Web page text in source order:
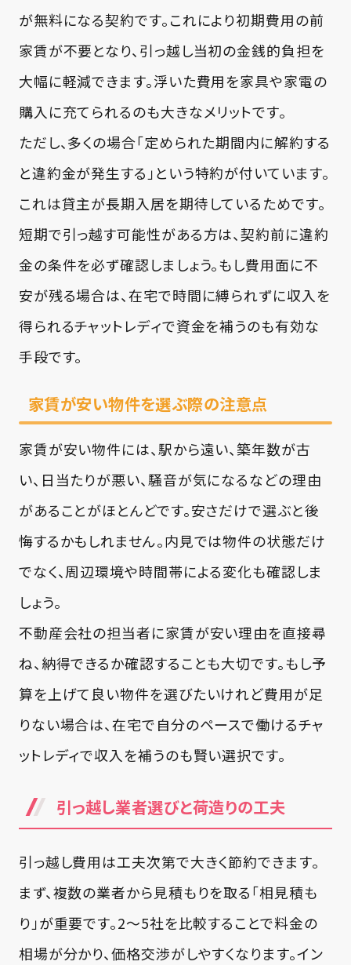
が無料になる契約です。これにより初期費用の前
家賃が不要となり、引っ越し当初の金銭的負担を
大幅に軽減できます。浮いた費用を家具や家電の
購入に充てられるのも大きなメリットです。
ただし、多くの場合「定められた期間内に解約する
と違約金が発生する」という特約が付いています。
これは貸主が長期入居を期待しているためです。
短期で引っ越す可能性がある方は、契約前に違約
金の条件を必ず確認しましょう。もし費用面に不
安が残る場合は、在宅で時間に縛られずに収入を
得られるチャットレディで資金を補うのも有効な
手段です。
家賃が安い物件を選ぶ際の注意点
家賃が安い物件には、駅から遠い、築年数が古
い、日当たりが悪い、騒音が気になるなどの理由
があることがほとんどです。安さだけで選ぶと後
悔するかもしれません。内見では物件の状態だけ
でなく、周辺環境や時間帯による変化も確認しま
しょう。
不動産会社の担当者に家賃が安い理由を直接尋
ね、納得できるか確認することも大切です。もし予
算を上げて良い物件を選びたいけれど費用が足
りない場合は、在宅で自分のペースで働けるチャ
ットレディで収入を補うのも賢い選択です。
引っ越し業者選びと荷造りの工夫
引っ越し費用は工夫次第で大きく節約できます。
まず、複数の業者から見積もりを取る「相見積も
り」が重要です。2〜5社を比較することで料金の
相場が分かり、価格交渉がしやすくなります。イン